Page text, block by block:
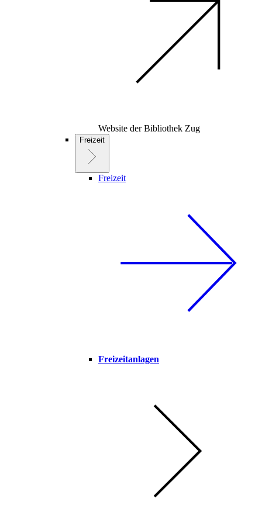
Website der Bibliothek Zug
Freizeit
Freizeit
Freizeitanlagen